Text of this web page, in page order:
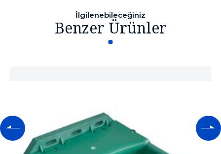
İlgilenebileceğiniz
Benzer Ürünler